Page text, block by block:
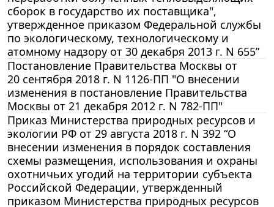
сборок в государство их поставщика",
утвержденное приказом Федеральной службы
по экологическому, технологическому и
атомному надзору от 30 декабря 2013 г. N 655”
Постановление Правительства Москвы от
20 сентября 2018 г. N 1126-ПП "О внесении
изменения в постановление Правительства
Москвы от 21 декабря 2012 г. N 782-ПП"
Приказ Министерства природных ресурсов и
экологии РФ от 29 августа 2018 г. N 392 “О
внесении изменения в порядок составления
схемы размещения, использования и охраны
охотничьих угодий на территории субъекта
Российской Федерации, утвержденный
приказом Министерства природных ресурсов